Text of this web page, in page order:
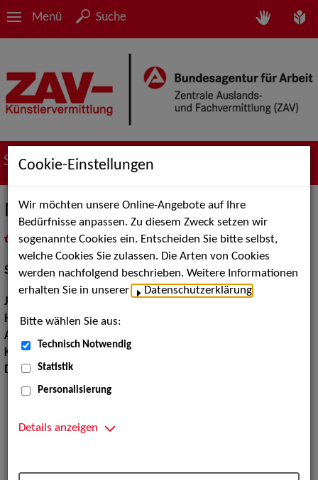
Menü Suche
Suche nach Künstler*innen
Michael Sosna
als PDF speichern
inMeine Merklistelegen
Schauspiel:Bühne
Jahrgang:
Haarfarbe:dunkelblond
Augenfarbe:
Körpergröße:
Dialekte:Bayerisch, Fränkisch
Cookie-Einstellungen
Wir möchten unsere Online-Angebote auf Ihre
Bedürfnisse anpassen. Zu diesem Zweck setzen wir
sogenannte Cookies ein. Entscheiden Sie bitte selbst,
welche Cookies Sie zulassen. Die Arten von Cookies
werden nachfolgend beschrieben. Weitere Informationen
erhalten Sie in unserer
Datenschutzerklärung
Bitte wählen Sie aus:
Technisch Notwendig
Statistik
Personalisierung
Details anzeigen